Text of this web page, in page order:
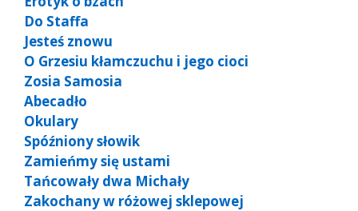
Do Staffa
Jesteś znowu
O Grzesiu kłamczuchu i jego cioci
Zosia Samosia
Abecadło
Okulary
Spóźniony słowik
Zamieńmy się ustami
Tańcowały dwa Michały
Zakochany w różowej sklepowej